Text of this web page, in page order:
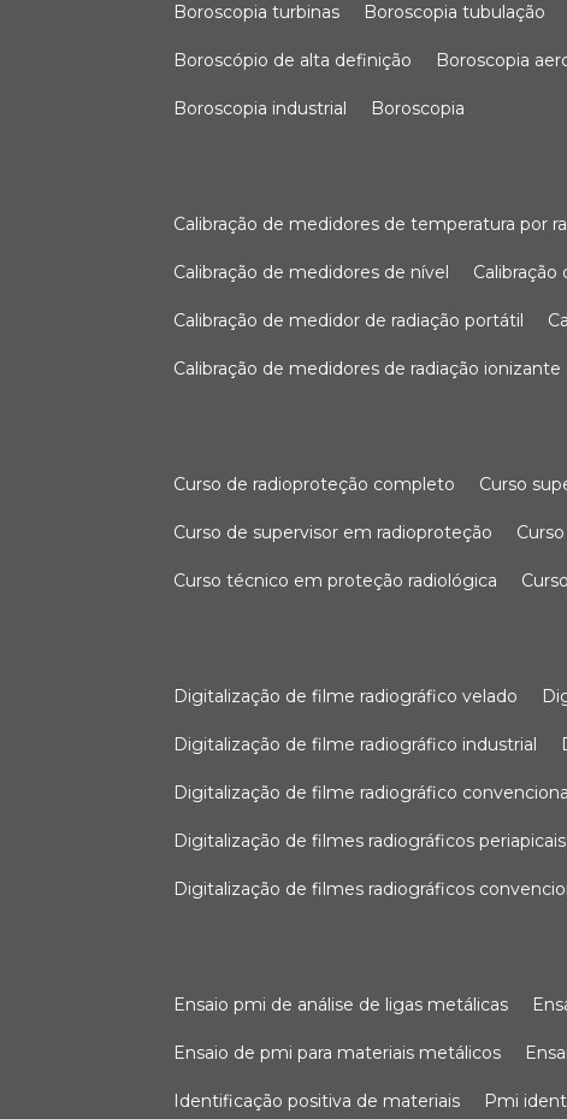
boroscopia turbinas boroscopia tubulação
boroscópio de alta definição boroscopia
boroscopia industrial boroscopia
calibração de medidores de temperatura por
calibração de medidores de nível
calibração de medidor de radiação portátil
calibração de medidores de radiação ionizante
curso de radioproteção completo curso
curso de supervisor em radioproteção
curso técnico em proteção radiológica
digitalização de filme radiográfico velado
digitalização de filme radiográfico industrial
digitalização de filme radiográfico
digitalização de filmes radiográficos periapicais
digitalização de filmes radiográficos
ensaio pmi de análise de ligas metálicas
ensaio de pmi para materiais metálicos
identificação positiva de materiais pmi